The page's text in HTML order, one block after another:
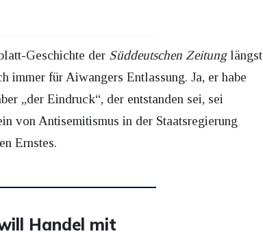
Geschichte der Süddeutschen Zeitunglängst
immer für Aiwangers Entlassung. Ja, er habe
„der Eindruck“, der entstanden sei, sei
von Antisemitismus in der Staatsregierung
Ernstes.
Handel mit